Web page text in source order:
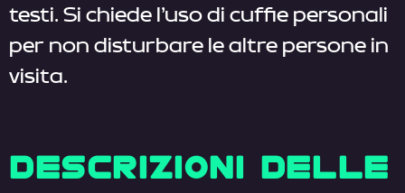
testi. Si chiede l’uso di cuffie personali
per non disturbare le altre persone in
visita.
DESCRIZIONI DELLE